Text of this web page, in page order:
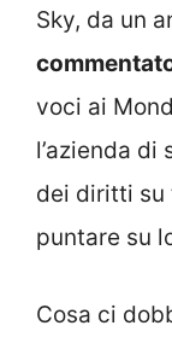
Sky, da un
voci ai
l’azienda di
dei diritti su
puntare su
Cosa ci